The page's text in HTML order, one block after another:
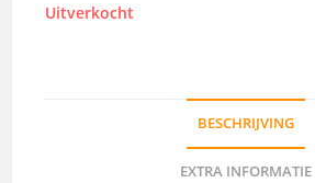
Uitverkocht
BESCHRIJVING
EXTRA INFORMATIE